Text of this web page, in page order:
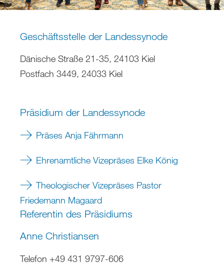
Geschäftsstelle der Landessynode
Dänische Straße 21-35, 24103 Kiel
Postfach 3449, 24033 Kiel
Präsidium der Landessynode
Präses Anja Fährmann
Ehrenamtliche Vizepräses Elke König
Theologischer Vizepräses Pastor
Friedemann Magaard
Referentin des Präsidiums
Anne Christiansen
Telefon +49 431 9797-606